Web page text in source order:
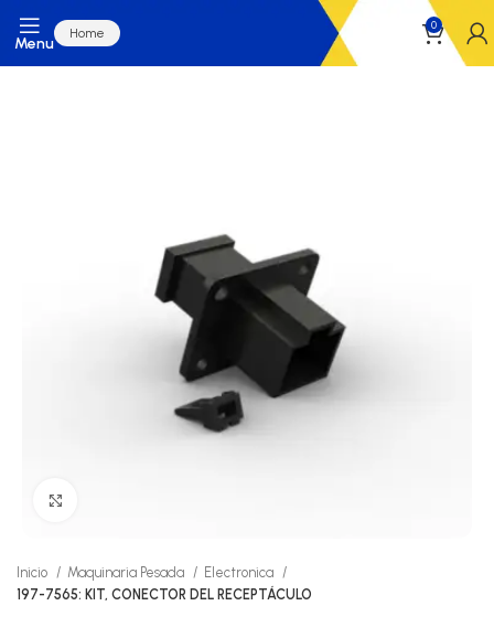
Menu
Home
0
Inicio Maquinaria Pesada
Electronica
197-7565: KIT, CONECTOR DEL RECEPTÁCULO